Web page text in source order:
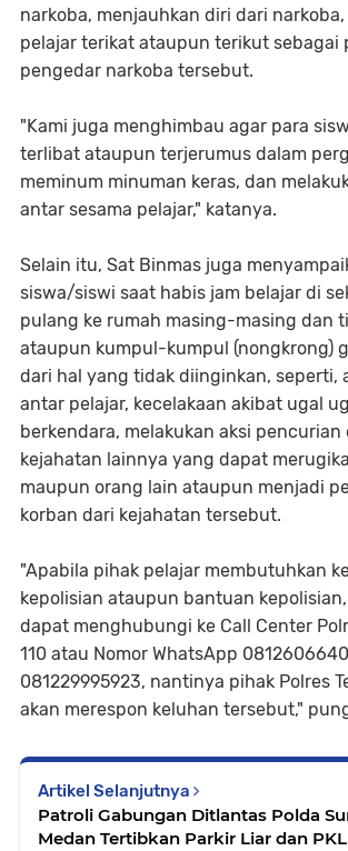
narkoba, menjauhkan diri dari
pelajar terikat ataupun terikut sebagai
pengedar narkoba tersebut.
"Kami juga menghimbau agar para
terlibat ataupun terjerumus dalam
meminum minuman keras, dan
antar sesama pelajar," katanya.
Selain itu, Sat Binmas juga
siswa/siswi saat habis jam belajar di
pulang ke rumah masing-masing dan
ataupun kumpul-kumpul (nongkrong)
dari hal yang tidak diinginkan, seperti,
antar pelajar, kecelakaan akibat ugal
berkendara, melakukan aksi
kejahatan lainnya yang dapat
maupun orang lain ataupun menjadi
korban dari kejahatan tersebut.
"Apabila pihak pelajar membutuhkan
kepolisian ataupun bantuan
dapat menghubungi ke Call Center
110 atau Nomor WhatsApp
081229995923, nantinya pihak Polres
akan merespon keluhan tersebut,"
Artikel Selanjutnya
Patroli Gabungan Ditlantas Polda
Medan Tertibkan Parkir Liar dan